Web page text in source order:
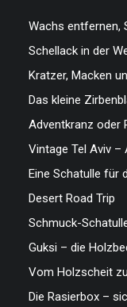
Wachs entfernen,
Schellack in der
Kratzer, Macken
Das kleine
Adventkranz oder
Vintage Tel Aviv –
Eine Schatulle für
Desert Road Trip
Schmuck-
Guksi – die
Vom Holzscheit
Die Rasierbox –